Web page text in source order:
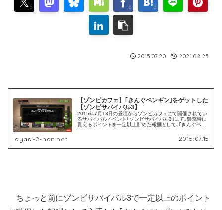
0 0 0
2015.07.20 2021.02.25
【ゾンビカフェ】｢きんぐペンギン｣をゲットした
【ゾンビサバイバル3】
2015年7月13日の昼頃からゾンビカフェにて開催されてい
るサバイバルイベント｢ゾンビサバイバル3｣にて､襲撃時に
貰えるポイントを一定以上貯めた報酬として､｢きんぐペン
ayasi-2-han.net 2015.07.15
ちょっと前にゾンビサバイバル3で一定以上のポイント